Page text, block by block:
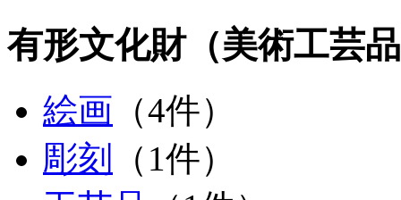
有形文化財（美術工芸
絵画 （4件）
彫刻
（1件）